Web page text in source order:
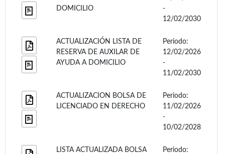
DOMICILIO
-
12/02/2030
ACTUALIZACIÓN LISTA DE
RESERVA DE AUXILAR DE
AYUDA A DOMICILIO
Periodo:
12/02/2026
-
11/02/2030
ACTUALIZACION BOLSA DE
LICENCIADO EN DERECHO
Periodo:
11/02/2026
-
10/02/2028
LISTA ACTUALIZADA BOLSA
Periodo: